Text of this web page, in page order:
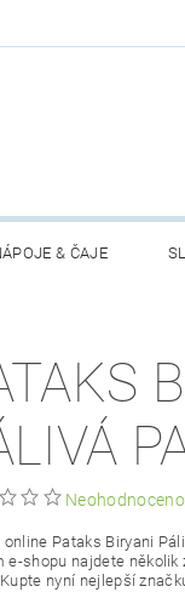
& ČAJE
Neohodnoceno
online Pataks Biryani
e-shopu najdete
nyní nejlepší